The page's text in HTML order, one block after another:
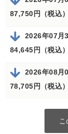
87,750円（税込
2026年07月
84,645円（税込
2026年08月
78,705円（税込